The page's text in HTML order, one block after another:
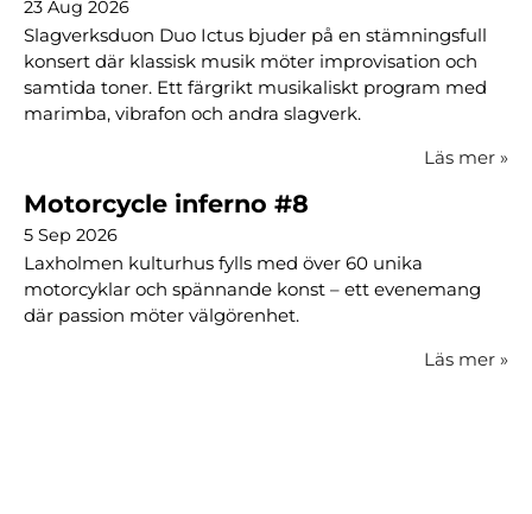
23 Aug 2026
Slagverksduon Duo Ictus bjuder på en stämningsfull
konsert där klassisk musik möter improvisation och
samtida toner. Ett färgrikt musikaliskt program med
marimba, vibrafon och andra slagverk.
Läs mer »
Motorcycle inferno #8
5 Sep 2026
Laxholmen kulturhus fylls med över 60 unika
motorcyklar och spännande konst – ett evenemang
där passion möter välgörenhet.
Läs mer »